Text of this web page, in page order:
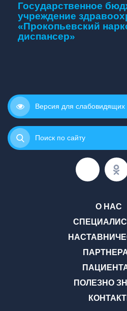
Государственное
учреждение
«Прокопьевский
диспансер»
Версия для слабовидящих
Поиск по сайту
О НАС
ПОЛЕЗНО